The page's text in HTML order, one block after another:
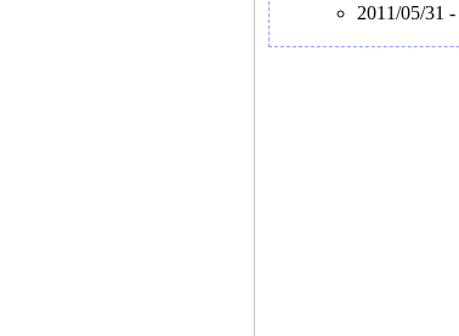
2011/05/31 -